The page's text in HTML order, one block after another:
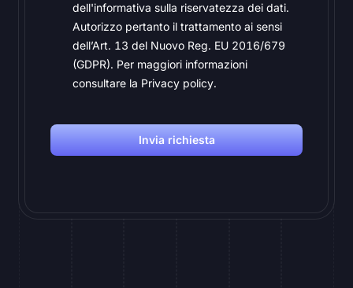
dell'informativa sulla riservatezza dei dati.
Autorizzo pertanto il trattamento ai sensi
dell’Art. 13 del Nuovo Reg. EU 2016/679
(GDPR). Per maggiori informazioni
consultare la Privacy policy.
Invia richiesta